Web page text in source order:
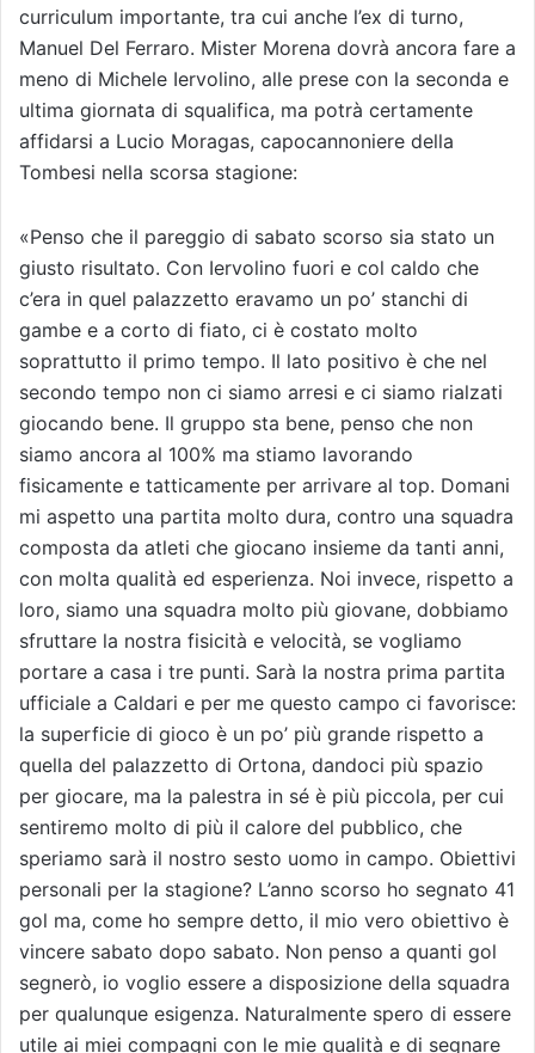
curriculum importante, tra cui anche l’ex di turno,
Manuel Del Ferraro. Mister Morena dovrà ancora fare a
meno di Michele Iervolino, alle prese con la seconda e
ultima giornata di squalifica, ma potrà certamente
affidarsi a Lucio Moragas, capocannoniere della
Tombesi nella scorsa stagione:
«Penso che il pareggio di sabato scorso sia stato un
giusto risultato. Con Iervolino fuori e col caldo che
c’era in quel palazzetto eravamo un po’ stanchi di
gambe e a corto di fiato, ci è costato molto
soprattutto il primo tempo. Il lato positivo è che nel
secondo tempo non ci siamo arresi e ci siamo rialzati
giocando bene. Il gruppo sta bene, penso che non
siamo ancora al 100% ma stiamo lavorando
fisicamente e tatticamente per arrivare al top. Domani
mi aspetto una partita molto dura, contro una squadra
composta da atleti che giocano insieme da tanti anni,
con molta qualità ed esperienza. Noi invece, rispetto a
loro, siamo una squadra molto più giovane, dobbiamo
sfruttare la nostra fisicità e velocità, se vogliamo
portare a casa i tre punti. Sarà la nostra prima partita
ufficiale a Caldari e per me questo campo ci favorisce:
la superficie di gioco è un po’ più grande rispetto a
quella del palazzetto di Ortona, dandoci più spazio
per giocare, ma la palestra in sé è più piccola, per cui
sentiremo molto di più il calore del pubblico, che
speriamo sarà il nostro sesto uomo in campo. Obiettivi
personali per la stagione? L’anno scorso ho segnato 41
gol ma, come ho sempre detto, il mio vero obiettivo è
vincere sabato dopo sabato. Non penso a quanti gol
segnerò, io voglio essere a disposizione della squadra
per qualunque esigenza. Naturalmente spero di essere
utile ai miei compagni con le mie qualità e di segnare